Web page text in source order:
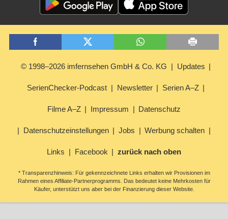
© 1998–2026 imfernsehen GmbH & Co. KG Updates
SerienChecker-Podcast Newsletter Serien A–Z
Filme A–Z Impressum Datenschutz
Datenschutzeinstellungen Jobs Werbung schalten
Links Facebook zurück nach oben
* Transparenzhinweis: Für gekennzeichnete Links erhalten wir Provisionen im
Rahmen eines Affiliate-Partnerprogramms. Das bedeutet keine Mehrkosten für
Käufer, unterstützt uns aber bei der Finanzierung dieser Website.